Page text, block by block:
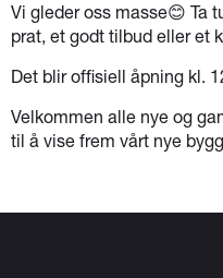
Vi gleder oss masse😊 Ta
prat, et godt tilbud eller et
Det blir offisiell åpning kl.
Velkommen alle nye og
til å vise frem vårt nye